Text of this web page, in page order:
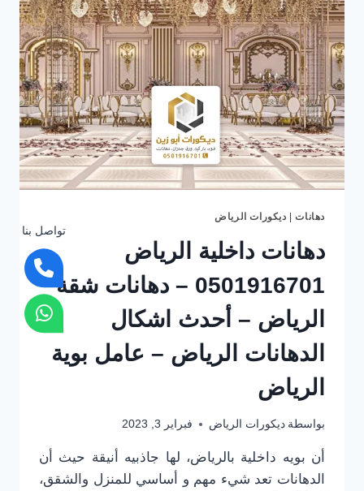
بويه
في
بالرياض
–
معلم
دهانات
الرياض
–
عامل
بويه
–
روعه
دهانات| ديكورات الرياض
دهانات داخلية الرياض
0501916701 – دهانات شقة
الرياض – أحدث اشكال
الدهانات الرياض – عامل بوية
الرياض
بواسطة ديكورات الرياض فبراير 3, 2023
أن بويه داخلية بالرياض، لها جاذبيه أنيقة حيث أن
الدهانات تعد شيء مهم و أساسي للمنزل والشقق،
تواصل بنا